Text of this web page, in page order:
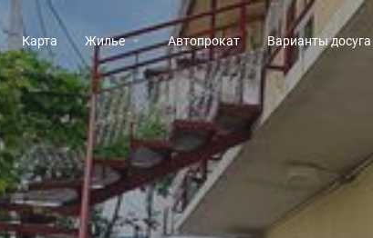
Карта Жилье Автопрокат Варианты досуга